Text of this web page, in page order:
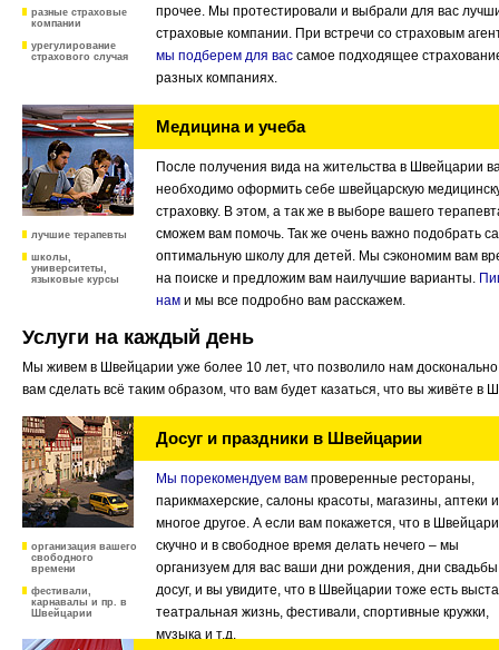
разные страховые
компании
урегулирование
страхового случая
прочее. Мы протестировали и выбрали для вас
страховые компании. При встречи со страховым
мы подберем для вас самое подходящее
разных компаниях.
Медицина и учеба
лучшие терапевты
школы,
университеты,
языковые курсы
После получения вида на жительства в Швейцарии
необходимо оформить себе швейцарскую
страховку. В этом, а так же в выборе вашего
сможем вам помочь. Так же очень важно подобрать
оптимальную школу для детей. Мы сэкономим вам
на поиске и предложим вам наилучшие варианты.
нам и мы все подробно вам расскажем.
Услуги на каждый день
Мы живем в Швейцарии уже более 10 лет, что позволило нам
вам сделать всё таким образом, что вам будет казаться, что вы живёте в
Досуг и праздники в Швейцарии
организация вашего
свободного
времени
фестивали,
карнавалы и пр. в
Швейцарии
Мы порекомендуем вам проверенные рестораны,
парикмахерские, салоны красоты, магазины, аптеки и
многое другое. А если вам покажется, что в
скучно и в свободное время делать нечего – мы
организуем для вас ваши дни рождения, дни
досуг, и вы увидите, что в Швейцарии тоже есть
театральная жизнь, фестивали, спортивные кружки,
музыка и т.д.